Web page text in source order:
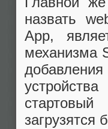
назвать
App,
механизма
загрузятся